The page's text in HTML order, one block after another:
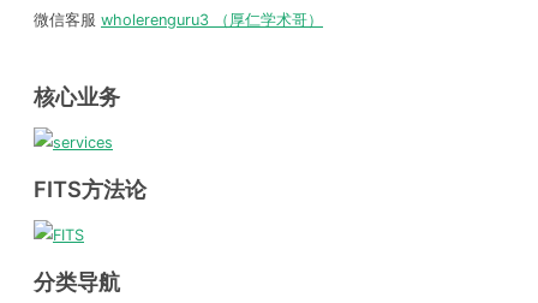
微信客服 wholerenguru3 （厚仁学术哥）
核心业务
FITS方法论
分类导航